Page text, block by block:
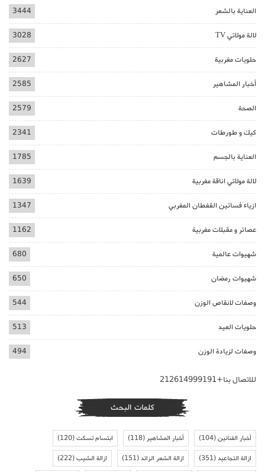
العناية بالشعر 3444
لالة مولاتي TV 3028
حلويات مغربية 2627
أخبار المشاهير 2585
الصحة 2579
كيك و طورطات 2341
العناية بالجسم 1785
لالة مولاتي اناقة مغربية 1639
ازياء فساتين القفطان المغربي 1347
عصائر و مقبلات مغربية 1162
شهيوات عالمية 680
شهيوات رمضان 650
وصفات لانقاص الوزن 544
حلويات العيد 513
وصفات لزيادة الوزن 494
للاتصال بنا+212614999191
كلمات البحث
أخبار الفنانين(104) أخبار المشاهير(118) ابتسام تسكت(120)
ازالة التجاعيد(351) ازالة الشعر الزائد(151) ازالة الشيب(222)